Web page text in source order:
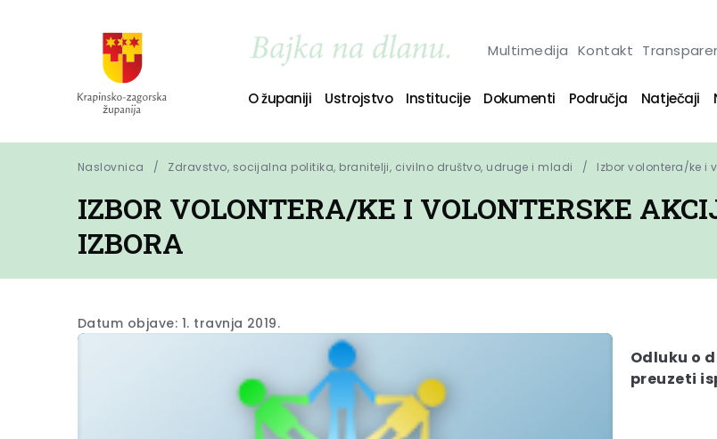
Multimedija Kontakt
O županiji Ustrojstvo Institucije Dokumenti Područja Natječaji
Naslovnica Zdravstvo, socijalna politika, branitelji, civilno društvo, udruge i mladi Izbor volontera/ke i
IZBOR VOLONTERA/KE I VOLONTERSKE
IZBORA
Datum objave: 1. travnja 2019.
Odluku o
preuzeti